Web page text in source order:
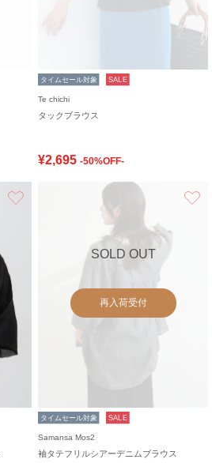
タイムセール対象 SALE
Te chichi
タックブラウス
¥2,695 -50%OFF-
SOLD OUT
再入荷受付
タイムセール対象 SALE
Samansa Mos2
袖タテフリルシアーデニムブラウス